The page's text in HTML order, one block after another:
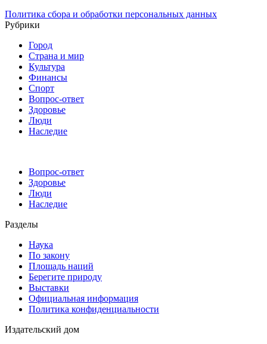
Политика сбора и обработки персональных данных
Рубрики
Город
Страна и мир
Культура
Финансы
Спорт
Вопрос-ответ
Здоровье
Люди
Наследие
Вопрос-ответ
Здоровье
Люди
Наследие
Разделы
Наука
По закону
Площадь наций
Берегите природу
Выставки
Официальная информация
Политика конфиденциальности
Издательский дом